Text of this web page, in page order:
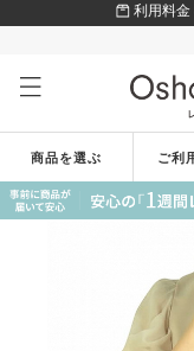
利用料
商品を選ぶ ご利